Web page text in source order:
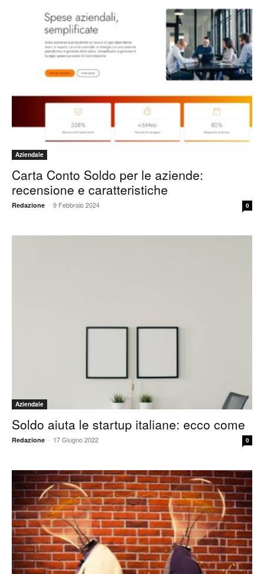
Aziendale
Carta Conto Soldo per le aziende:
recensione e caratteristiche
Redazione - 9 Febbraio 2024 0
Aziendale
Soldo aiuta le startup italiane: ecco come
Redazione - 17 Giugno 2022 0